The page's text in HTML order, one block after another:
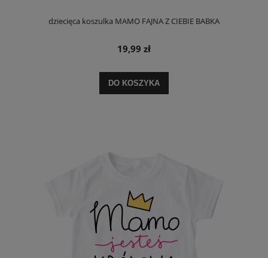
dziecięca koszulka MAMO FAJNA Z CIEBIE BABKA
19,99 zł
DO KOSZYKA